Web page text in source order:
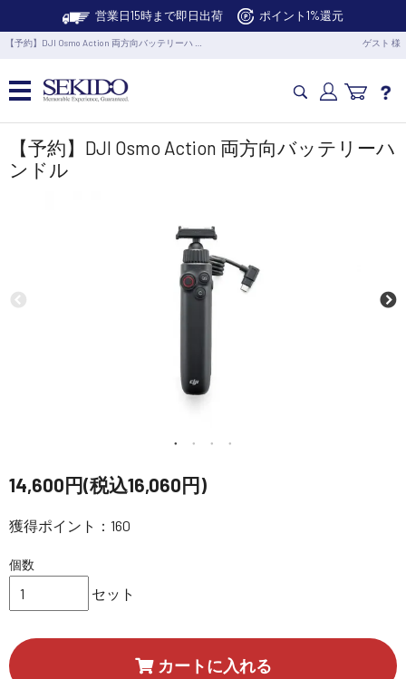
営業日15時まで即日出荷 ポイント1%還元
【予約】DJI Osmo Action 両方向バッテリーハ … ゲスト 様
カメラドローン・生活家電
業務用ドローン・業務関連製品
定期配信!
サポート・Q&A / 法人・学生のお客様
SEKIDO
【予約】DJI Osmo Action 両方向バッテリーハ
ンドル
14,600円(税込16,060円)
獲得ポイント：160
個数
セット
カートに入れる